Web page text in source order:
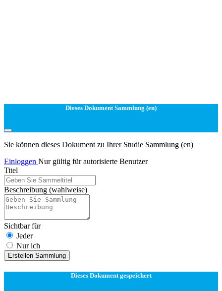
Dieses Dokument Sammlung (en)
Sie können dieses Dokument zu Ihrer Studie Sammlung (en)
Einloggen Nur gültig für autorisierte Benutzer
Titel
Beschreibung (wahlweise)
Sichtbar für
Jeder
Nur ich
Erstellen Sammlung
Dieses Dokument gespeichert